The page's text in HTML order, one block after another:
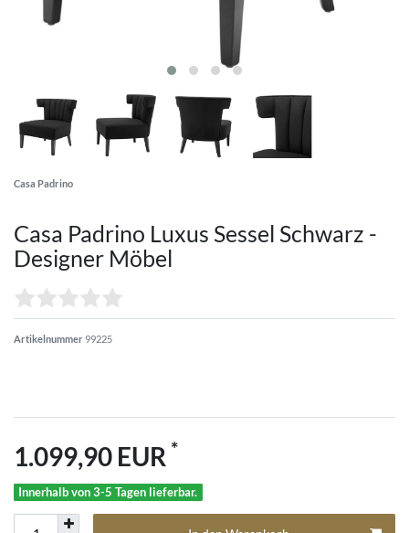
Casa Padrino
Casa Padrino Luxus Sessel Schwarz -
Designer Möbel
Artikelnummer 99225
1.099,90 EUR *
Innerhalb von 3-5 Tagen lieferbar.